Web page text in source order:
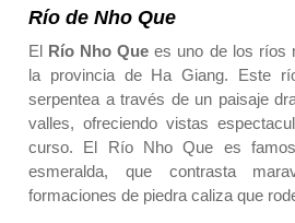
Río de Nho Que
El Río Nho Que es uno de los ríos
la provincia de Ha Giang. Este
serpentea a través de un paisaje
valles, ofreciendo vistas
curso. El Río Nho Que es
esmeralda, que contrasta
formaciones de piedra caliza que